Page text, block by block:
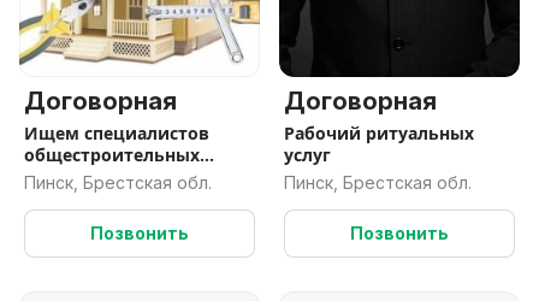
Договорная
Ищем специалистов
общестроительных
работ
Пинск, Брестская обл.
Позвонить
Договорная
Рабочий ритуальных
услуг
Пинск, Брестская обл.
Позвонить